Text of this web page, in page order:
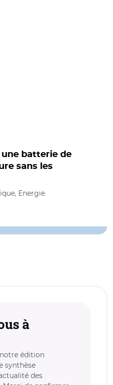
une batterie de
sans les
Energie
à
édition
synthèse
des